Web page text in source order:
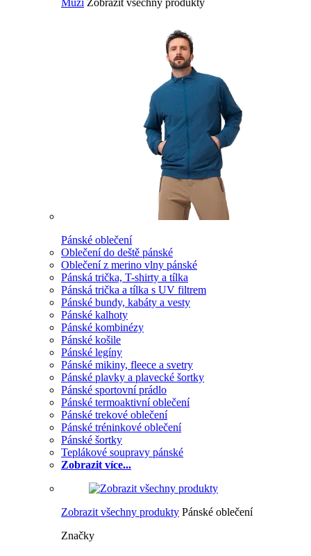
Muži Zobrazit všechny produkty
Pánské oblečení
Oblečení do deště pánské
Oblečení z merino vlny pánské
Pánská trička, T-shirty a tílka
Pánská trička a tílka s UV filtrem
Pánské bundy, kabáty a vesty
Pánské kalhoty
Pánské kombinézy
Pánské košile
Pánské legíny
Pánské mikiny, fleece a svetry
Pánské plavky a plavecké šortky
Pánské sportovní prádlo
Pánské termoaktivní oblečení
Pánské trekové oblečení
Pánské tréninkové oblečení
Pánské šortky
Teplákové soupravy pánské
Zobrazit více...
Zobrazit všechny produkty Pánské oblečení
Značky